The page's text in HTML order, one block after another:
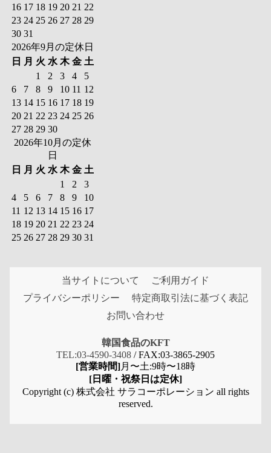
16 17 18 19 20 21 22
23 24 25 26 27 28 29
30 31
2026年9月の定休日
日
月 火 水 木 金 土
1
2 3 4
5
6
7 8 9 10 11 12
13 14 15 16 17 18 19
20 21 22 23 24 25 26
27 28 29 30
2026年10月の定休
日
日
月 火 水 木 金 土
1
2
3
4
5 6 7 8 9
10
11 12 13 14 15 16 17
18 19 20 21 22 23 24
25 26 27 28 29 30 31
当サイトについて
ご利用ガイド
プライバシーポリシー
特定商取引法に基づく表記
お問い合わせ
韓国食品のKFT
TEL:03-4590-3408 / FAX:03-3865-2905
[営業時間]月〜土:9時〜18時
[日曜・祝祭日は定休]
Copyright (c) 株式会社 サラコーポレーション all rights
reserved.